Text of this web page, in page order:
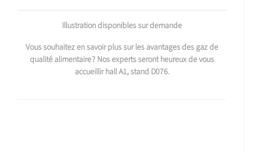
Illustration disponibles sur demande
Vous souhaitez en savoir plus sur les avantages des gaz de
qualité alimentaire ? Nos experts seront heureux de vous
accueillir hall A1, stand D076.